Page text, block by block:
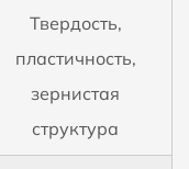
Твердость,
пластичность,
зернистая
структура